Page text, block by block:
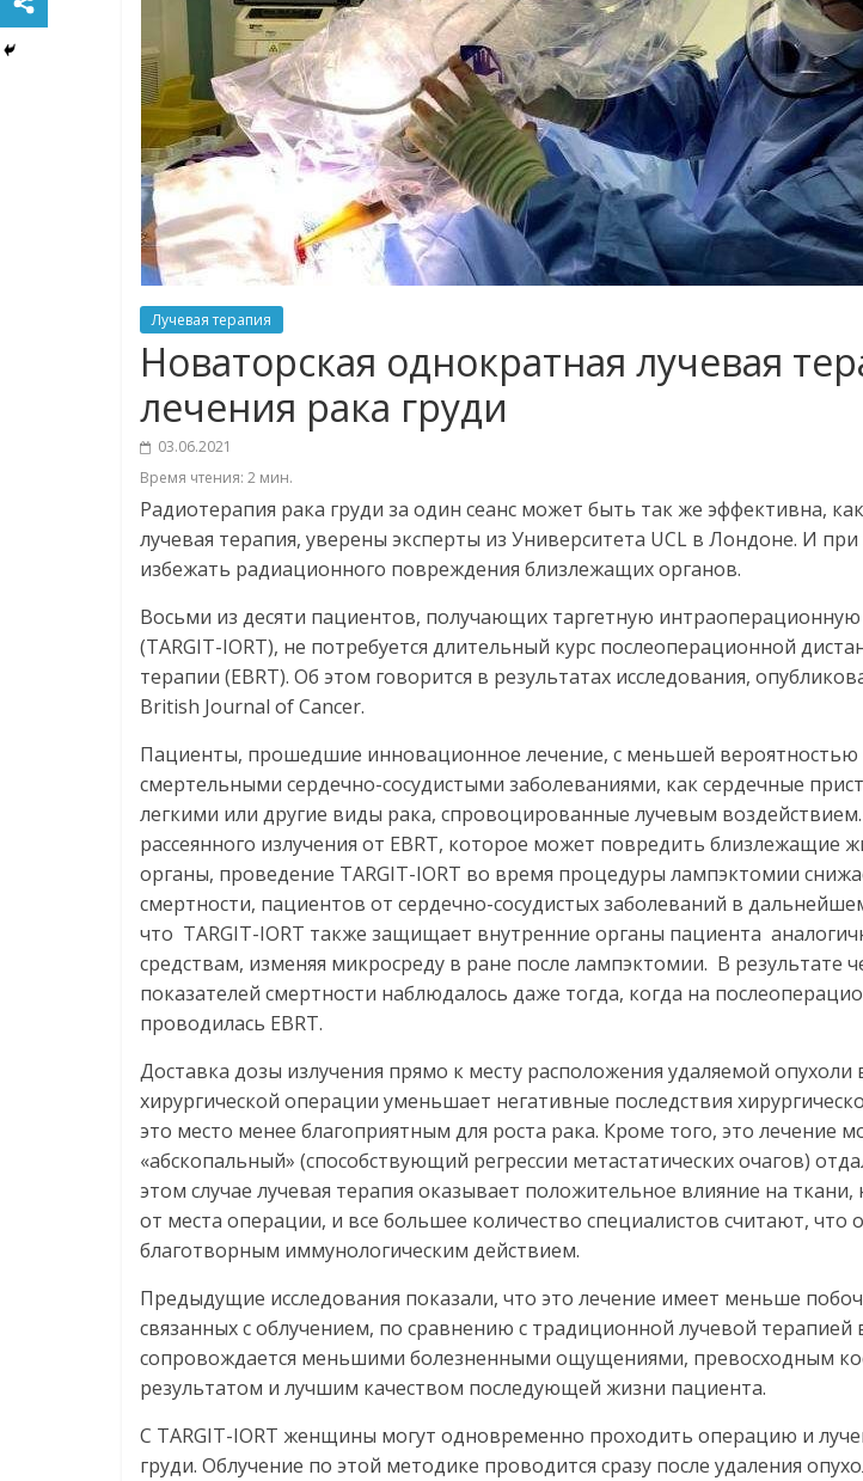
Лучевая терапия
Новаторская однократная лучевая
лечения рака груди
03.06.2021
Время чтения: 2 мин.
Радиотерапия рака груди за один сеанс может быть так же эффективна,
лучевая терапия, уверены эксперты из Университета UCL в Лондоне. И при
избежать радиационного повреждения близлежащих органов.
Восьми из десяти пациентов, получающих таргетную
(TARGIT-IORT), не потребуется длительный курс послеоперационной
терапии (EBRT). Об этом говорится в результатах исследования,
British Journal of Cancer.
Пациенты, прошедшие инновационное лечение, с меньшей вероятностью
смертельными сердечно-сосудистыми заболеваниями, как сердечные
легкими или другие виды рака, спровоцированные лучевым
рассеянного излучения от EBRT, которое может повредить близлежащие
органы, проведение TARGIT-IORT во время процедуры лампэктомии
смертности, пациентов от сердечно-сосудистых заболеваний в
что TARGIT-IORT также защищает внутренние органы пациента
средствам, изменяя микросреду в ране после лампэктомии. В результате
показателей смертности наблюдалось даже тогда, когда на
проводилась EBRT.
Доставка дозы излучения прямо к месту расположения удаляемой опухоли
хирургической операции уменьшает негативные последствия
это место менее благоприятным для роста рака. Кроме того, это лечение
«абскопальный» (способствующий регрессии метастатических очагов)
этом случае лучевая терапия оказывает положительное влияние на
от места операции, и все большее количество специалистов считают,
благотворным иммунологическим действием.
Предыдущие исследования показали, что это лечение имеет меньше
связанных с облучением, по сравнению с традиционной лучевой терапией
сопровождается меньшими болезненными ощущениями, превосходным
результатом и лучшим качеством последующей жизни пациента.
С TARGIT-IORT женщины могут одновременно проходить операцию и
груди. Облучение по этой методике проводится сразу после удаления